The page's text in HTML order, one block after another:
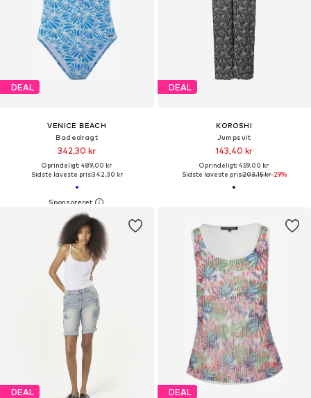
DEAL
VENICE BEACH
Badedragt
342,30 kr
Oprindeligt: 489,00 kr
Sidste laveste pris:342,30 kr
DEAL
KOROSHI
Jumpsuit
143,40 kr
Oprindeligt: 459,00 kr
Sidste laveste pris:203,15 kr-29%
DEAL DEAL